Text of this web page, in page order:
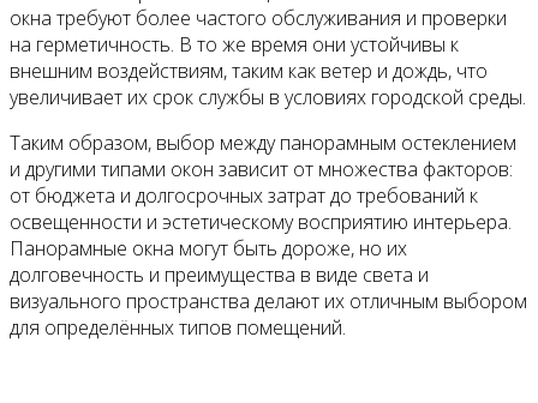
окна требуют более частого обслуживания и проверки
на герметичность. В то же время они устойчивы к
внешним воздействиям, таким как ветер и дождь, что
увеличивает их срок службы в условиях городской среды.
Таким образом, выбор между панорамным остеклением
и другими типами окон зависит от множества факторов:
от бюджета и долгосрочных затрат до требований к
освещенности и эстетическому восприятию интерьера.
Панорамные окна могут быть дороже, но их
долговечность и преимущества в виде света и
визуального пространства делают их отличным выбором
для определённых типов помещений.